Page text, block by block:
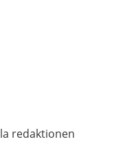
redaktionen